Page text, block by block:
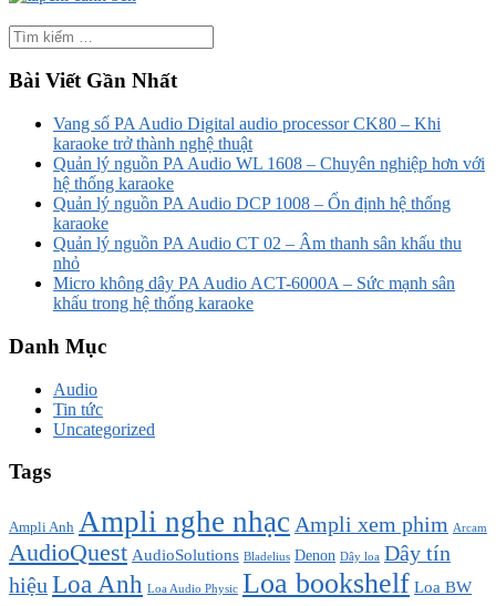
Bài Viết Gần Nhất
Vang số PA Audio Digital audio processor CK80 – Khi
karaoke trở thành nghệ thuật
Quản lý nguồn PA Audio WL 1608 – Chuyên nghiệp hơn với
hệ thống karaoke
Quản lý nguồn PA Audio DCP 1008 – Ổn định hệ thống
karaoke
Quản lý nguồn PA Audio CT 02 – Âm thanh sân khấu thu
nhỏ
Micro không dây PA Audio ACT-6000A – Sức mạnh sân
khấu trong hệ thống karaoke
Danh Mục
Audio
Tin tức
Uncategorized
Tags
Ampli Anh Ampli nghe nhạc Ampli xem phim Arcam
AudioQuest AudioSolutions Bladelius Denon Dây loa Dây tín
hiệu Loa Anh Loa Audio Physic Loa bookshelf Loa BW